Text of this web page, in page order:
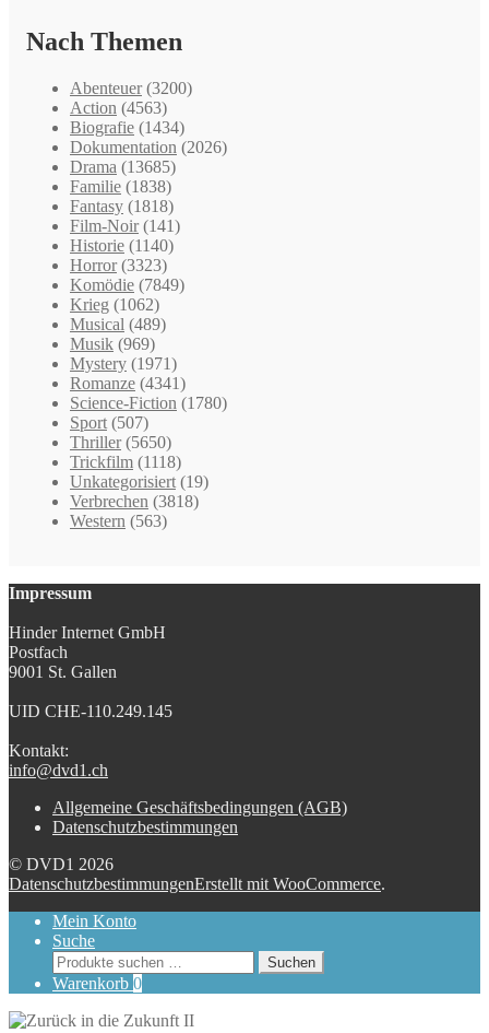
Nach Themen
Abenteuer (3200)
Action (4563)
Biografie (1434)
Dokumentation (2026)
Drama (13685)
Familie (1838)
Fantasy (1818)
Film-Noir (141)
Historie (1140)
Horror (3323)
Komödie (7849)
Krieg (1062)
Musical (489)
Musik (969)
Mystery (1971)
Romanze (4341)
Science-Fiction (1780)
Sport (507)
Thriller (5650)
Trickfilm (1118)
Unkategorisiert (19)
Verbrechen (3818)
Western (563)
Impressum
Hinder Internet GmbH
Postfach
9001 St. Gallen
UID CHE-110.249.145
Kontakt:
info@dvd1.ch
Allgemeine Geschäftsbedingungen (AGB)
Datenschutzbestimmungen
© DVD1 2026
DatenschutzbestimmungenErstellt mit WooCommerce.
Mein Konto
Suche
Suchen
nach:
Suchen
Warenkorb 0